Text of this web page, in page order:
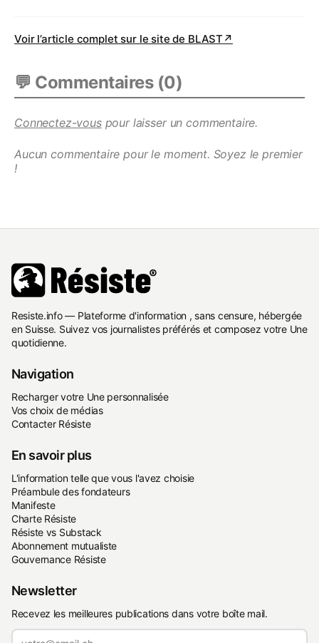
Voir l’article complet sur le site de BLAST ↗
💬 Commentaires (0)
Connectez-vouspour laisser un commentaire.
Aucun commentaire pour le moment. Soyez le premier
!
Resiste.info — Plateforme d'information , sans censure, hébergée
en Suisse. Suivez vos journalistes préférés et composez votre Une
quotidienne.
Navigation
Recharger votre Une personnalisée
Vos choix de médias
Contacter Résiste
En savoir plus
L'information telle que vous l'avez choisie
Préambule des fondateurs
Manifeste
Charte Résiste
Résiste vs Substack
Abonnement mutualiste
Gouvernance Résiste
Newsletter
Recevez les meilleures publications dans votre boîte mail.